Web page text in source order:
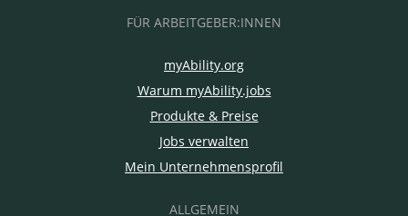
FÜR ARBEITGEBER:INNEN
myAbility.org
Warum myAbility.jobs
Produkte & Preise
Jobs verwalten
Mein Unternehmensprofil
ALLGEMEIN